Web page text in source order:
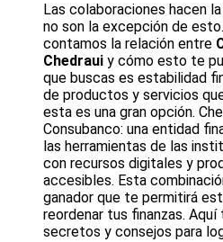
Las colaboraciones hacen
no son la excepción de
contamos la relación entre
Chedraui y cómo esto te
que buscas es estabilidad
de productos y servicios
esta es una gran opción.
Consubanco: una entidad
las herramientas de las
con recursos digitales y
accesibles. Esta
ganador que te permitirá
reordenar tus finanzas.
secretos y consejos para